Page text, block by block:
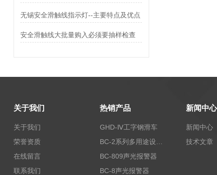
无锡安全滑触线指示灯--主要特点及优点
安全滑触线大批量购入必须要抽样检查
关于我们
关于我们
荣誉资质
在线留言
联系我们
热销产品
GHD-Ⅳ工字钢滑车
BC-809声光报警器
BC-8声光报警器
新闻中心
新闻中心
技术文章